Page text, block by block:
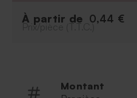
À partir de 0,44 €
Prix/pièce (T.T.C.)
Montant